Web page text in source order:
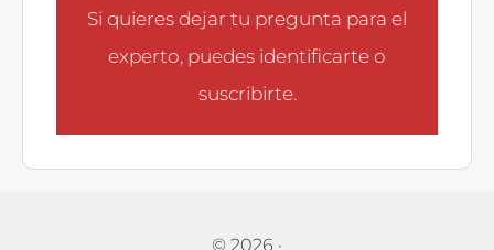
Si quieres dejar tu pregunta para el
experto, puedes identificarte o
suscribirte.
© 2026 ·